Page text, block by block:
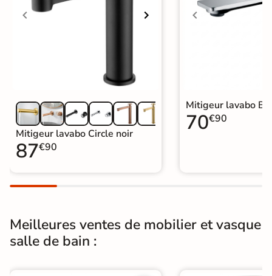
Mitigeur de Lavabo et Vasque
Mitigeur lavabo Circle noir
87€90
Mitigeur lavabo
70€90
Meilleures ventes de mobilier et vasque
salle de bain :